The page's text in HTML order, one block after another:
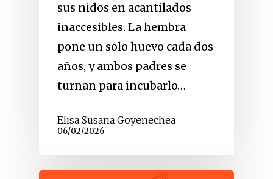
sus nidos en acantilados
inaccesibles. La hembra
pone un solo huevo cada dos
años, y ambos padres se
turnan para incubarlo…
Elisa Susana Goyenechea
06/02/2026